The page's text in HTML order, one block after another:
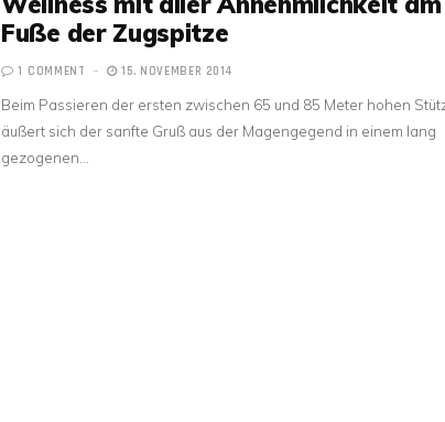
Fuße der Zugspitze
1 COMMENT 15. NOVEMBER 2014
Beim Passieren der ersten zwischen 65 und 85 Meter hohen
äußert sich der sanfte Gruß aus der Magengegend in einem lang
gezogenen…